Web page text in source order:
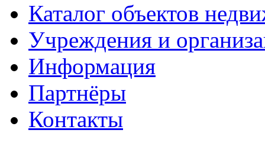
Каталог объектов
Учреждения и
Информация
Партнёры
Контакты